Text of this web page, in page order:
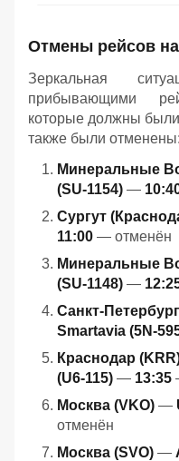
Отмены рейсов
Зеркальная
прибывающими
которые должны
также были отменены:
Минеральные
(SU-1154) —
Сургут
11:00 — отменён
Минеральные
(SU-1148) —
Санкт-
Smartavia (5N-
Краснодар
(U6-115) — 13:35
Москва (VKO) —
отменён
Москва (SVO) —